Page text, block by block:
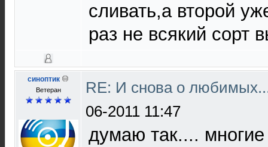
сливать,а второй
раз не всякий сорт
синоптик
Ветеран
RE: И снова о
06-2011 11:47
думаю так....